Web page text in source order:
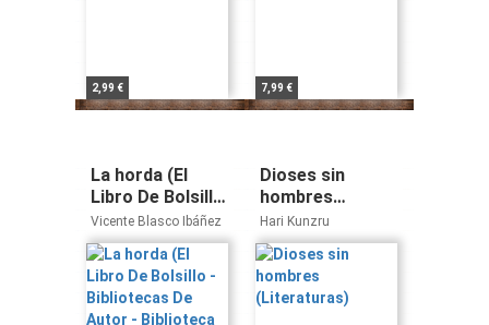
2,99 € 7,99 €
La horda (El
Libro De Bolsillo
- Bibliotecas De
Autor -
Biblioteca
Blasco Ibáñez)
Vicente Blasco Ibáñez
Dioses sin
hombres
(Literaturas)
Hari Kunzru